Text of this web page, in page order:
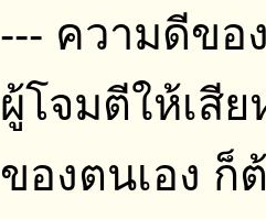
--- ความดีขอ
ผู้โจมตีให้เสี
ของตนเอง